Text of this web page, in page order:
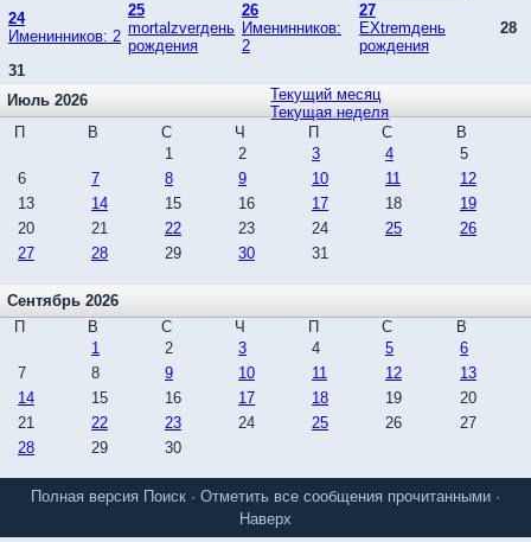
24
Именинников: 2
25
mortalzverдень
рождения
26
Именинников:
2
27
EXtremдень
рождения
28
31
Текущий месяц
Текущая неделя
Июль 2026
П
В С Ч П С
В
1
2 3 4
5
6
7 8 9 10 11
12
13
14 15 16 17 18
19
20
21 22 23 24 25
26
27
28 29 30 31
Сентябрь 2026
П
В С Ч П С
В
1
2 3 4 5
6
7
8 9 10 11 12
13
14
15 16 17 18 19
20
21
22 23 24 25 26
27
28
29 30
Полная версия Поиск · Отметить все сообщения прочитанными ·
Наверх